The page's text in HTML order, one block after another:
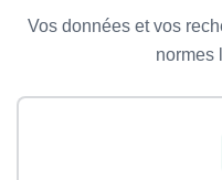
Vos données et vos
normes